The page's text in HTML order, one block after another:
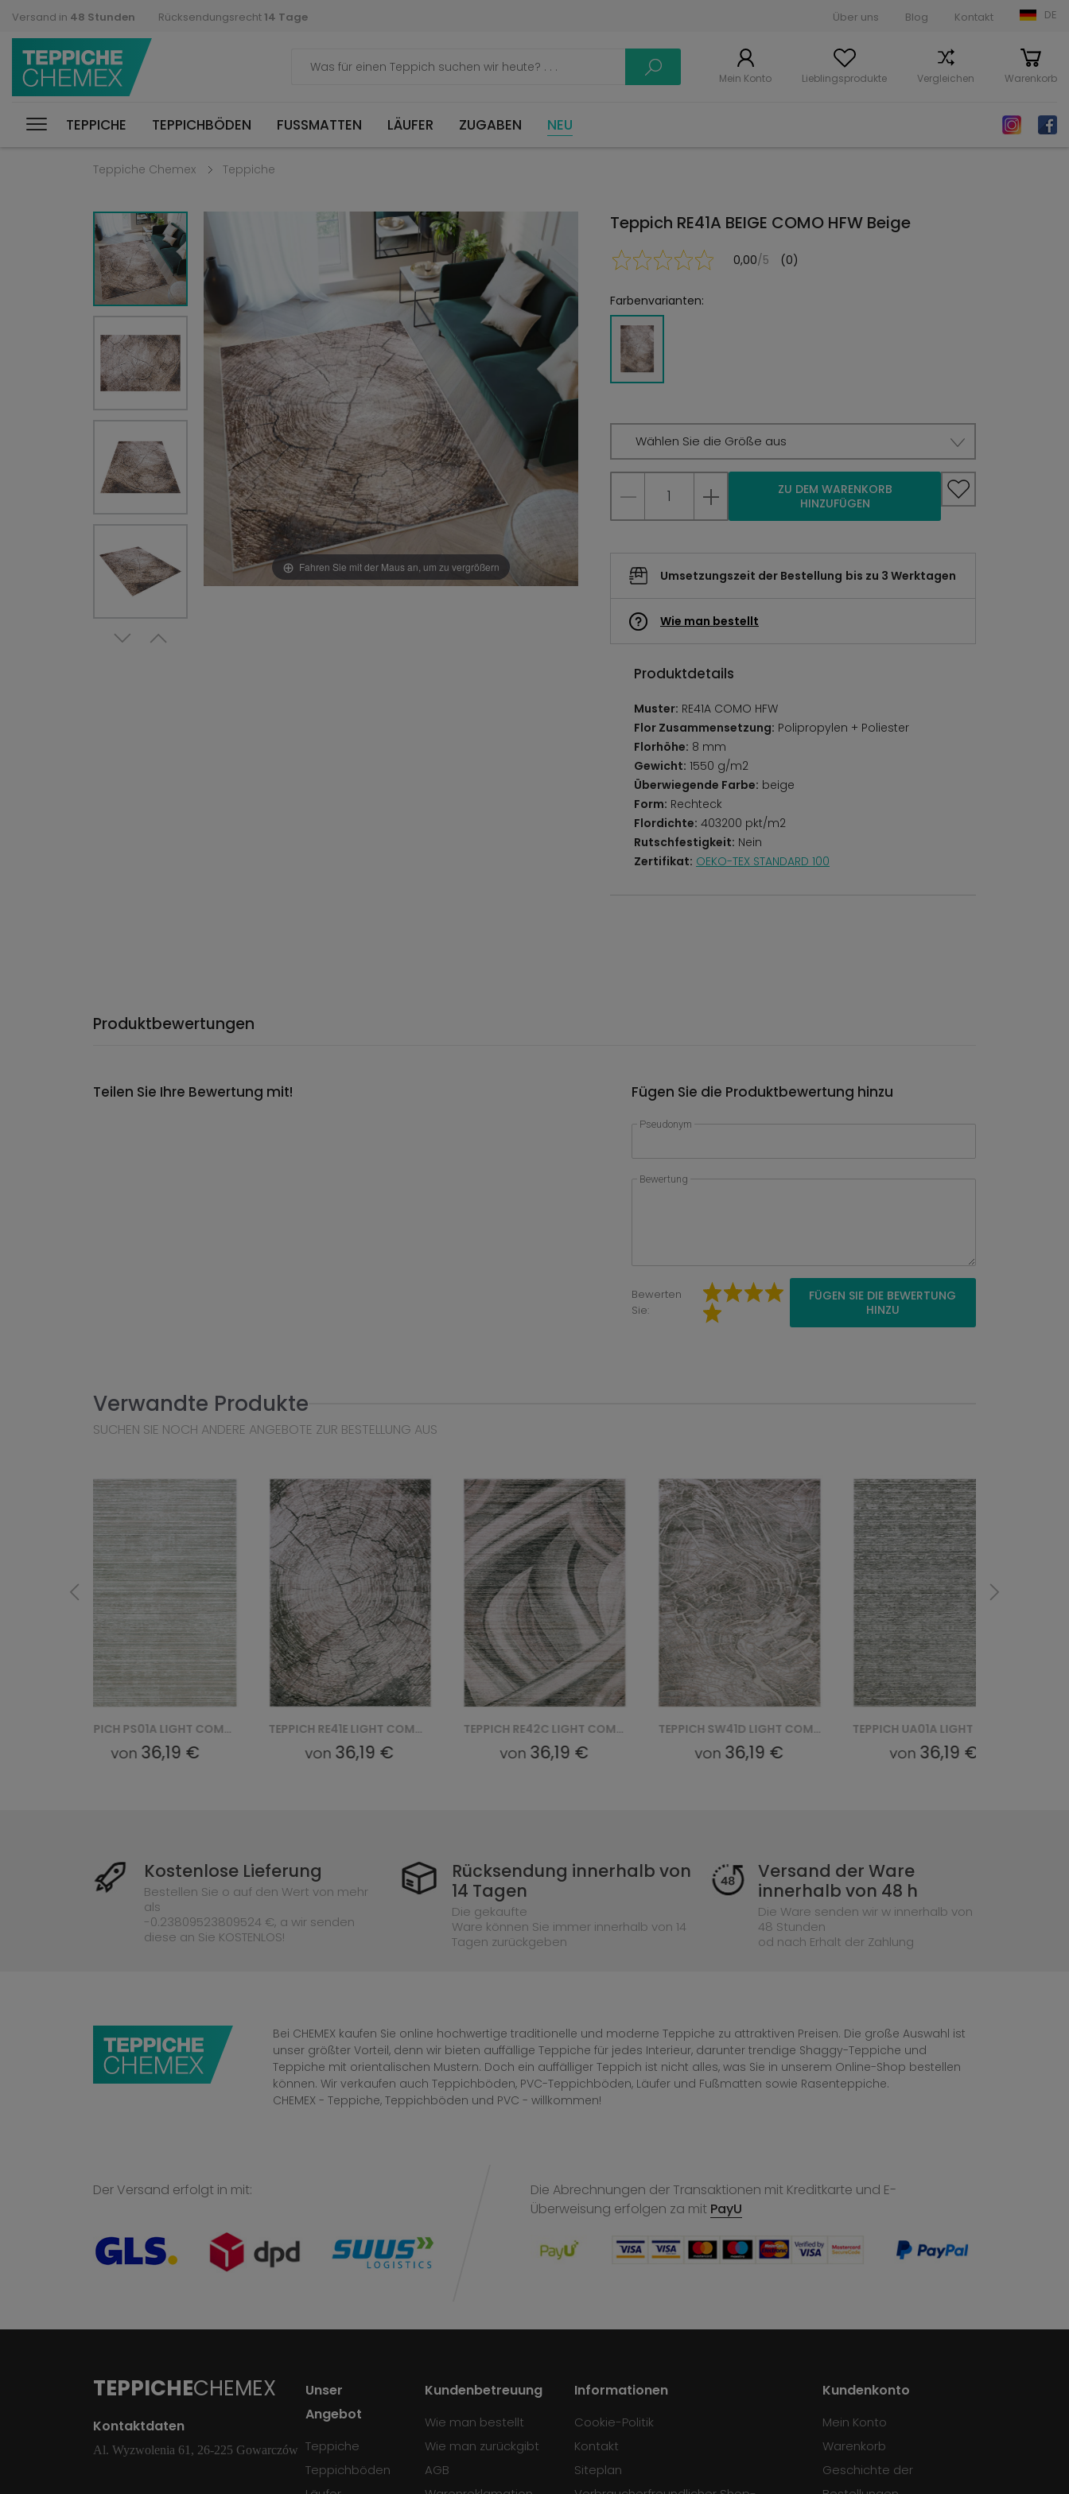
Versand in 48 Stunden Rücksendungsrecht 14 Tage Über uns Blog Kontakt DE
Mein Konto Lieblingsprodukte Vergleichen Warenkorb
TEPPICHE TEPPICHBÖDEN FUSSMATTEN LÄUFER ZUGABEN NEU
Teppiche Chemex Teppiche
Fahren Sie mit der Maus an, um zu vergrößern
Teppich RE41A BEIGE COMO HFW Beige
0,00/5 (0)
Farbenvarianten:
Wählen Sie die Größe aus
ZU DEM WARENKORB
HINZUFÜGEN
Umsetzungszeit der Bestellung bis zu 3 Werktagen
Wie man bestellt
Produktdetails
Muster: RE41A COMO HFW
Flor Zusammensetzung: Polipropylen + Poliester
Florhöhe: 8 mm
Gewicht: 1550 g/m2
Überwiegende Farbe: beige
Form: Rechteck
Flordichte: 403200 pkt/m2
Rutschfestigkeit: Nein
Zertifikat: OEKO-TEX STANDARD 100
Produktbewertungen
Teilen Sie Ihre Bewertung mit! Fügen Sie die Produktbewertung hinzu
Pseudonym
Bewertung
Bewerten
Sie:
FÜGEN SIE DIE BEWERTUNG
HINZU
Verwandte Produkte
SUCHEN SIE NOCH ANDERE ANGEBOTE ZUR BESTELLUNG AUS
von36,19 € von36,19 € von36,19 € von36,19 € von36,19 €
Kostenlose Lieferung
Bestellen Sie o auf den Wert von mehr
als
-0.23809523809524 €, a wir senden
diese an Sie KOSTENLOS!
Rücksendung innerhalb von
14 Tagen
Die gekaufte
Ware können Sie immer innerhalb von 14
Tagen zurückgeben
Versand der Ware
innerhalb von 48 h
Die Ware senden wir w innerhalb von
48 Stunden
od nach Erhalt der Zahlung
Bei CHEMEX kaufen Sie online hochwertige traditionelle und moderne Teppiche zu attraktiven Preisen. Die große Auswahl ist
unser größter Vorteil, denn wir bieten auffällige Teppiche für jedes Interieur, darunter trendige Shaggy-Teppiche und
Teppiche mit orientalischen Mustern. Doch ein auffälliger Teppich ist nicht alles, was Sie in unserem Online-Shop bestellen
können. Wir verkaufen auch Teppichböden, PVC-Teppichböden, Läufer und Fußmatten sowie Rasenteppiche.
CHEMEX - Teppiche, Teppichböden und PVC - willkommen!
Der Versand erfolgt in mit:
Die Abrechnungen der Transaktionen mit Kreditkarte und E-
Überweisung erfolgen za mit PayU
TEPPICHECHEMEX
Kontaktdaten
Al. Wyzwolenia 61, 26-225 Gowarczów
Unser
Angebot
Teppiche
Teppichböden
Kundenbetreuung
Wie man bestellt
Wie man zurückgibt
AGB
Informationen
Cookie-Politik
Kontakt
Siteplan
Kundenkonto
Mein Konto
Warenkorb
Geschichte der